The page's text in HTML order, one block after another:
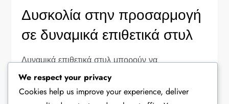
Δυσκολία στην προσαρμογή
σε δυναμικά επιθετικά στυλ
Δυναμικά επιθετικά στυλ μπορούν να
εκμεταλλευτούν τη σ rigidity της διάταξης 4-2-2-2.
Οι αντίπαλοι που αλλάζουν συχνά τα επιθετικά
We respect your privacy
Cookies help us improve your experience, deliver